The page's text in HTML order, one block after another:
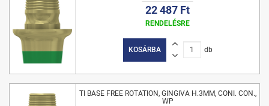
22 487 Ft
RENDELÉSRE
KOSÁRBA db
TI BASE FREE ROTATION, GINGIVA H.3MM, CONI. CON.,
WP